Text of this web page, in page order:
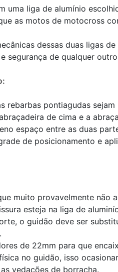
uma liga de alumínio
as motos de motocross
dessas duas ligas
segurança de qualquer
rebarbas pontiagudas sejam
de cima e a
espaço entre as duas
de posicionamento e
muito provavelmente não
esteja na liga de
o guidão deve ser
de 22mm para que
no guidão, isso
vedações de borracha.